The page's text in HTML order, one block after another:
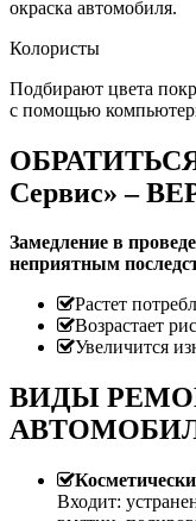
окраска автомобиля.
Колористы
Подбирают цвета
с помощью
Сервис» –
Замедление в
неприятным
Растет
Возрастает
Увеличится
ВИДЫ
Входит: